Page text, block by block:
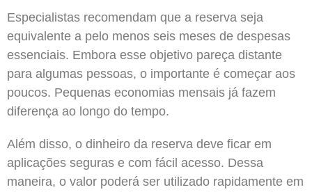
Especialistas recomendam que a reserva seja
equivalente a pelo menos seis meses de despesas
essenciais. Embora esse objetivo pareça distante
para algumas pessoas, o importante é começar aos
poucos. Pequenas economias mensais já fazem
diferença ao longo do tempo.
Além disso, o dinheiro da reserva deve ficar em
aplicações seguras e com fácil acesso. Dessa
maneira, o valor poderá ser utilizado rapidamente em